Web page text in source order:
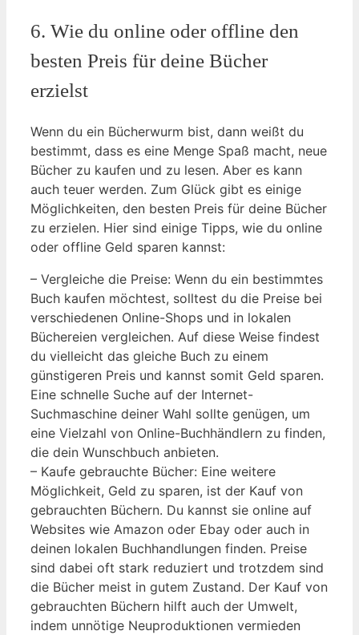
6. Wie du online oder offline den
besten Preis für deine Bücher
erzielst
Wenn du ein Bücherwurm bist, dann weißt du
bestimmt, dass es eine Menge Spaß macht, neue
Bücher zu kaufen und zu lesen. Aber es kann
auch teuer werden. Zum Glück gibt es einige
Möglichkeiten, den besten Preis für deine Bücher
zu erzielen. Hier sind einige Tipps, wie du online
oder offline Geld sparen kannst:
– Vergleiche die Preise: Wenn du ein bestimmtes
Buch kaufen möchtest, solltest du die Preise bei
verschiedenen Online-Shops und in lokalen
Büchereien vergleichen. Auf diese Weise findest
du vielleicht das gleiche Buch zu einem
günstigeren Preis und kannst somit Geld sparen.
Eine schnelle Suche auf der Internet-
Suchmaschine deiner Wahl sollte genügen, um
eine Vielzahl von Online-Buchhändlern zu finden,
die dein Wunschbuch anbieten.
– Kaufe gebrauchte Bücher: Eine weitere
Möglichkeit, Geld zu sparen, ist der Kauf von
gebrauchten Büchern. Du kannst sie online auf
Websites wie Amazon oder Ebay oder auch in
deinen lokalen Buchhandlungen finden. Preise
sind dabei oft stark reduziert und trotzdem sind
die Bücher meist in gutem Zustand. Der Kauf von
gebrauchten Büchern hilft auch der Umwelt,
indem unnötige Neuproduktionen vermieden